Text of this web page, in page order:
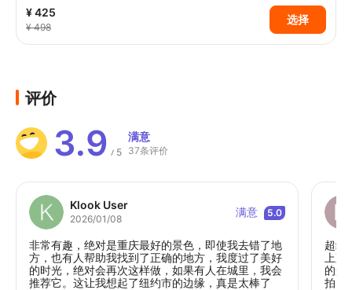
¥ 425
¥ 498
选择
评价
3.9 / 5
满意
37条评价
Klook User
2026/01/08 满意 5.0
非常有趣，绝对是重庆最好的景色，即使我去错了地
方，也有人帮助我找到了正确的地方，我度过了美好
的时光，绝对会再次这样做，如果有人在城里，我会
推荐它。这让我想起了纽约市的边缘，真是太棒了
超级
上
的景
拍照